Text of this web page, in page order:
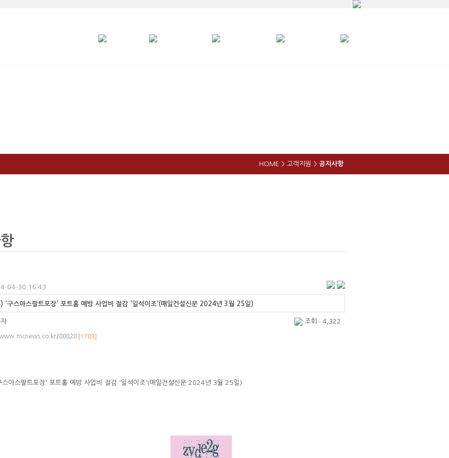
HOME > 고객지원 > 공지사항
04-30 16:43
) '구스아스팔트포장' 포트홀 예방 사업비 절감 '일석이조'(매일건설신문 2024년 3월 25일)
조회 : 4,322
80828 [1703]
스아스팔트포장' 포트홀 예방 사업비 절감 '일석이조'(매일건설신문 2024년 3월 25일)